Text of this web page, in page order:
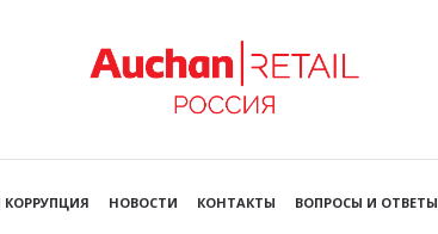
КОРРУПЦИЯ НОВОСТИ КОНТАКТЫ ВОПРОСЫ И ОТВЕТЫ